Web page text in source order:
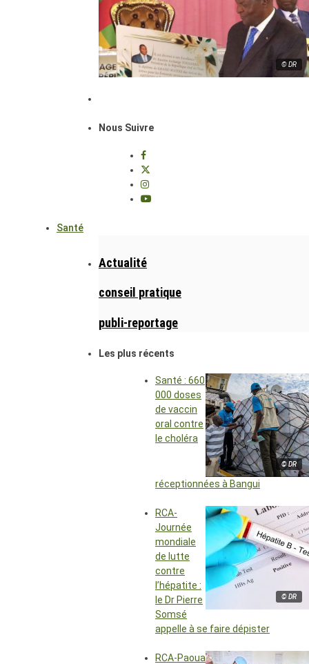
© DR
Nous Suivre
Santé
Actualité
conseil pratique
publi-reportage
Les plus récents
© DR
Santé : 660
000 doses
de vaccin
oral contre
le choléra
réceptionnées à Bangui
© DR
RCA-
Journée
mondiale
de lutte
contre
l’hépatite :
le Dr Pierre
Somsé
appelle à se faire dépister
RCA-Paoua